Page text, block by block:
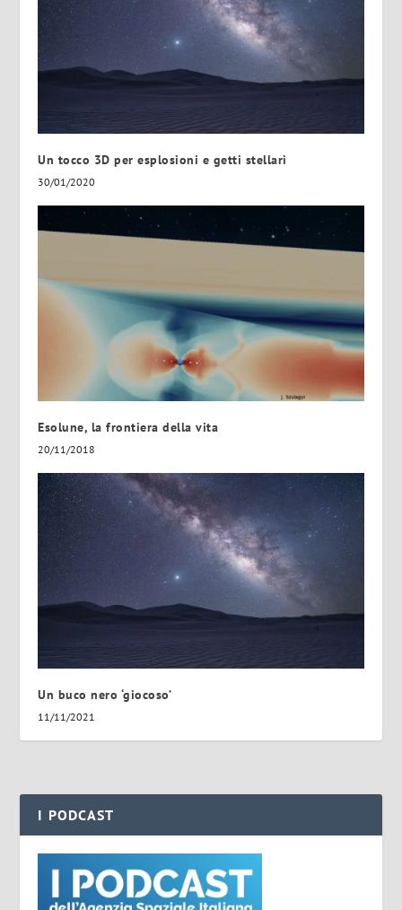
Un tocco 3D per esplosioni e getti stellari
30/01/2020
Esolune, la frontiera della vita
20/11/2018
Un buco nero ‘giocoso’
11/11/2021
I PODCAST